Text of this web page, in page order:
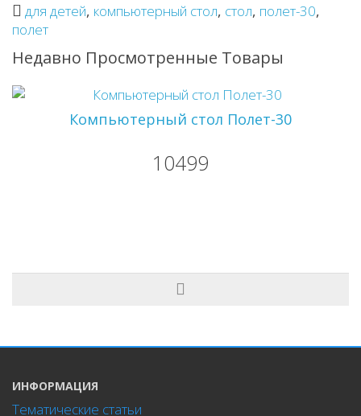
для детей, компьютерный стол, стол, полет-30,
полет
Недавно Просмотренные Товары
Компьютерный стол Полет-30
10499
ИНФОРМАЦИЯ
Тематические статьи